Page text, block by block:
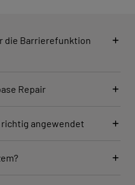
die Barrierefunktion
Repair
richtig angewendet